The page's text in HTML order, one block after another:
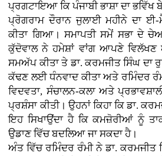
ਪ੍ਰਗਟਾਇਆ ਕਿ ਪੰਜਾਬੀ ਭਾਸ਼ਾ ਦਾ ਭਵਿੱਖ
ਪ੍ਰੋਗਰਾਮ ਦੌਰਾਨ ਜੁਲਾਈ ਮਹੀਨੇ ਦਾ
ਕੀਤਾ ਗਿਆ। ਸਮਾਪਤੀ ਸਮੇਂ ਸਭਾ ਦੇ
ਕੁੱਦੋਵਾਲ ਨੇ ਹਮੇਸ਼ਾਂ ਵਾਂਗ ਆਪਣੇ ਵਿਲੱਖਣ
ਸਮਅੱਪ ਕੀਤਾ ਤੇ ਡਾ. ਕਰਮਜੀਤ ਸਿੰਘ ਦਾ
ਕੱਢਣ ਲਈ ਧੰਨਵਾਦ ਕੀਤਾ ਅਤੇ ਰਮਿੰਦਰ
ਵਿਦਵਤਾ, ਸੰਚਾਲਨ-ਕਲਾ ਅਤੇ
ਪ੍ਰਸ਼ੰਸਾ ਕੀਤੀ। ਉਹਨਾਂ ਕਿਹਾ ਕਿ ਡਾ.
ਇਹ ਸਿਖਾਉਂਦਾ ਹੈ ਕਿ ਕਮਜ਼ੋਰੀਆਂ ਨੂੰ
ਉਡਾਣ ਵਿੱਚ ਬਦਲਿਆ ਜਾ ਸਕਦਾ ਹੈ।
ਅੰਤ ਵਿੱਚ ਰਮਿੰਦਰ ਰੰਮੀ ਨੇ ਡਾ. ਕਰਮਜੀਤ